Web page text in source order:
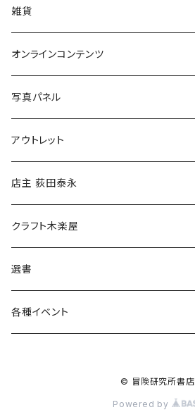
美術
POLEWARDS
Tシャツ
雑貨
バッグ
ブックカバー
マグカップ
傘
食料品
その他
オンラインコンテンツ
冒険クロストーク
写真パネル
アウトレット
店主 荻田泰永
書籍
ウェア
クラフト木楽屋
選書
各種イベント
© 冒険研究所書店
Powered by